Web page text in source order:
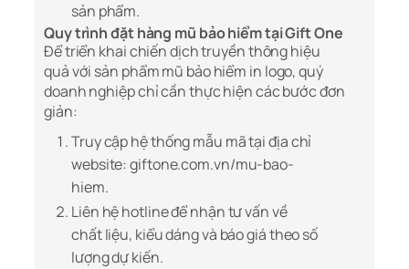
sản phẩm.
Quy trình đặt hàng mũ bảo hiểm tại Gift One
Để triển khai chiến dịch truyền thông hiệu
quả với sản phẩm mũ bảo hiểm in logo, quý
doanh nghiệp chỉ cần thực hiện các bước đơn
giản:
Truy cập hệ thống mẫu mã tại địa chỉ
website:giftone.com.vn/mu-bao-
hiem.
Liên hệ hotline để nhận tư vấn về
chất liệu, kiểu dáng và báo giá theo số
lượng dự kiến.